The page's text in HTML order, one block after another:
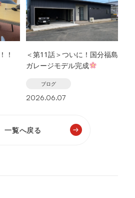
！
＜第11話＞ついに！国分福島
ガレージモデル完成
ブログ
2026.06.07
一覧へ戻る